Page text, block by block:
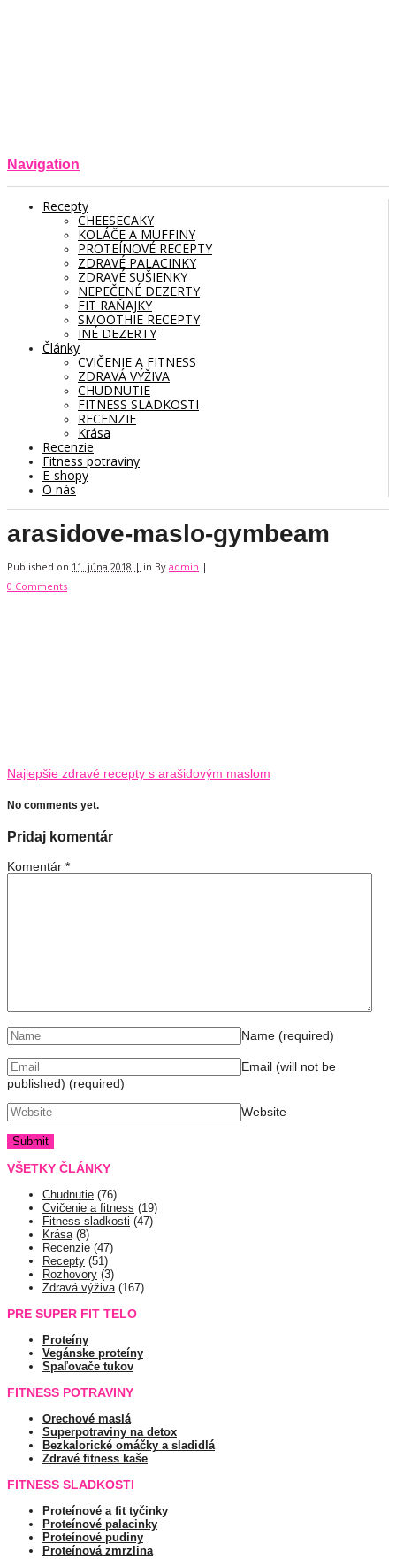
Navigation
Recepty
CHEESECAKY
KOLÁČE A MUFFINY
PROTEÍNOVÉ RECEPTY
ZDRAVÉ PALACINKY
ZDRAVÉ SUŠIENKY
NEPEČENÉ DEZERTY
FIT RAŇAJKY
SMOOTHIE RECEPTY
INÉ DEZERTY
Články
CVIČENIE A FITNESS
ZDRAVÁ VÝŽIVA
CHUDNUTIE
FITNESS SLADKOSTI
RECENZIE
Krása
Recenzie
Fitness potraviny
E-shopy
O nás
arasidove-maslo-gymbeam
Published on 11. júna 2018 | in By admin |
0 Comments
Najlepšie zdravé recepty s arašidovým maslom
No comments yet.
Pridaj komentár
Komentár *
Name (required)
Email (will not be
published) (required)
Website
VŠETKY ČLÁNKY
Chudnutie (76)
Cvičenie a fitness (19)
Fitness sladkosti (47)
Krása(8)
Recenzie (47)
Recepty (51)
Rozhovory (3)
Zdravá výživa(167)
PRE SUPER FIT TELO
Proteíny
Vegánske proteíny
Spaľovače tukov
FITNESS POTRAVINY
Orechové maslá
Superpotraviny na detox
Bezkalorické omáčky a sladidlá
Zdravé fitness kaše
FITNESS SLADKOSTI
Proteínové a fit tyčinky
Proteínové palacinky
Proteínové pudiny
Proteínová zmrzlina